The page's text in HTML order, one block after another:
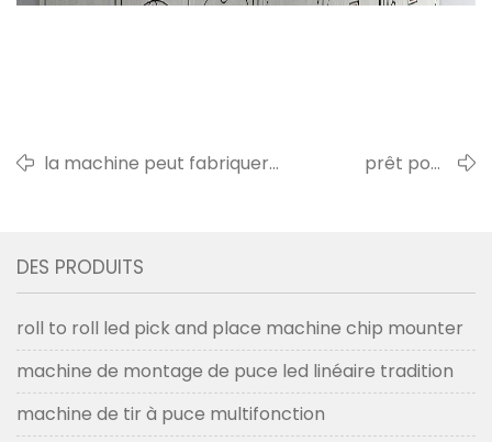
la machine peut fabriquer
prêt pour
DES PRODUITS
roll to roll led pick and place machine chip mounter
machine de montage de puce led linéaire tradition
machine de tir à puce multifonction